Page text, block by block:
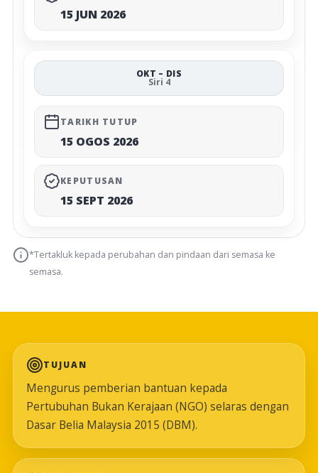
15 JUN 2026
OKT – DIS
Siri 4
TARIKH TUTUP
15 OGOS 2026
KEPUTUSAN
15 SEPT 2026
*Tertakluk kepada perubahan dan pindaan dari semasa ke
semasa.
TUJUAN
Mengurus pemberian bantuan kepada
Pertubuhan Bukan Kerajaan (NGO) selaras dengan
Dasar Belia Malaysia 2015 (DBM).